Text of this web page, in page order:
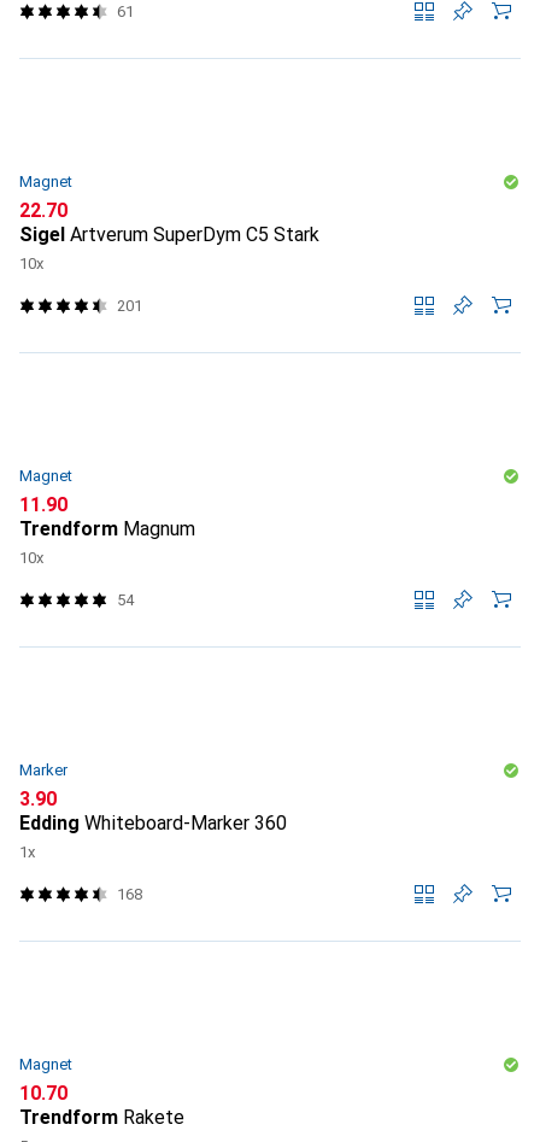
61
Magnet
CHF
22.70
Sigel Artverum SuperDym C5 Stark
10x
201
Magnet
CHF
11.90
Trendform Magnum
10x
54
Marker
CHF
3.90
Edding Whiteboard-Marker 360
1x
168
Magnet
CHF
10.70
Trendform Rakete